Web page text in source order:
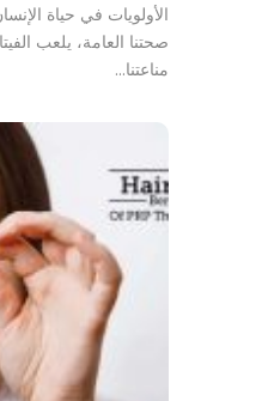
الأولويات في حياة
صحتنا العامة، يلعب
مناعتنا…